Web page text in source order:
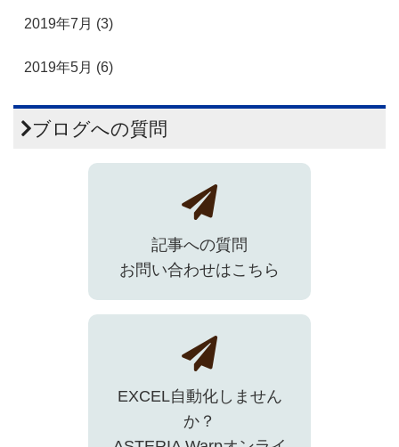
2019年7月 (3)
2019年5月 (6)
ブログへの質問
記事への質問
お問い合わせはこちら
EXCEL自動化しません
か？